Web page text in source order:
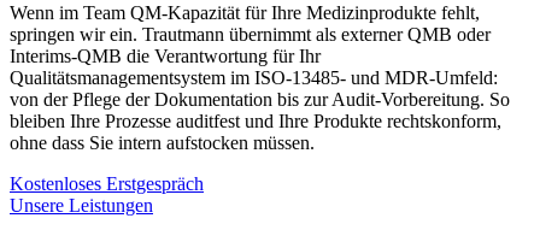
Wenn im Team QM-Kapazität für Ihre Medizinprodukte fehlt,
springen wir ein. Trautmann übernimmt als externer QMB oder
Interims-QMB die Verantwortung für Ihr
Qualitätsmanagementsystem im ISO-13485- und MDR-Umfeld:
von der Pflege der Dokumentation bis zur Audit-Vorbereitung. So
bleiben Ihre Prozesse auditfest und Ihre Produkte rechtskonform,
ohne dass Sie intern aufstocken müssen.
Kostenloses Erstgespräch
Unsere Leistungen